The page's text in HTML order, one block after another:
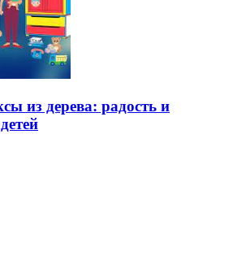
из дерева: радость и